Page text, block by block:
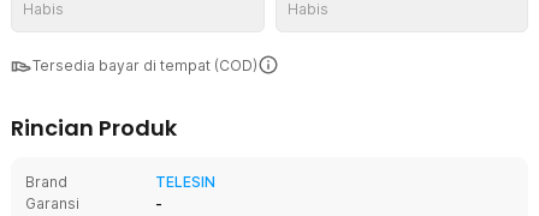
Habis Habis
Tersedia bayar di tempat (COD)
Rincian Produk
Brand
TELESIN
Garansi
-